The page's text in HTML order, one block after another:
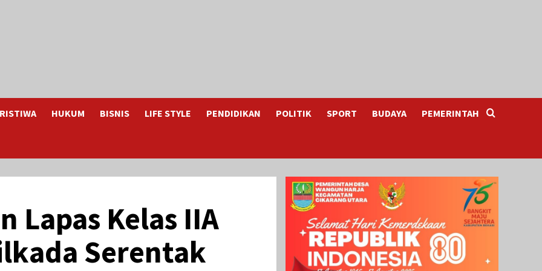
HUKUM BISNIS LIFE STYLE PENDIDIKAN POLITIK SPORT BUDAYA PEMERINTAH
Lapas Kelas IIA
Serentak